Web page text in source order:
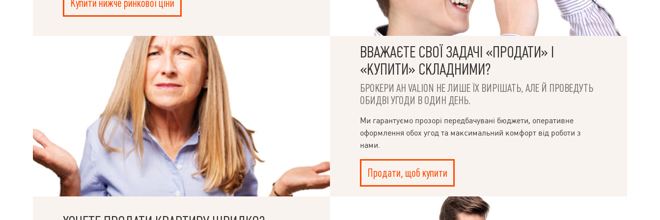
Купити нижче ринкової ціни
ВВАЖАЄТЕ СВОЇ ЗАДАЧІ «ПРОДАТИ» І
«КУПИТИ» СКЛАДНИМИ?
БРОКЕРИ АН VALION НЕ ЛИШЕ ЇХ ВИРІШАТЬ, АЛЕ Й ПРОВЕДУТЬ
ОБИДВІ УГОДИ В ОДИН ДЕНЬ.
Ми гарантуємо прозорі передбачувані бюджети, оперативне
оформлення обох угод та максимальний комфорт від роботи з
нами.
Продати, щоб купити